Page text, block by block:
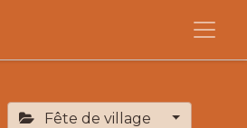
Fête de village